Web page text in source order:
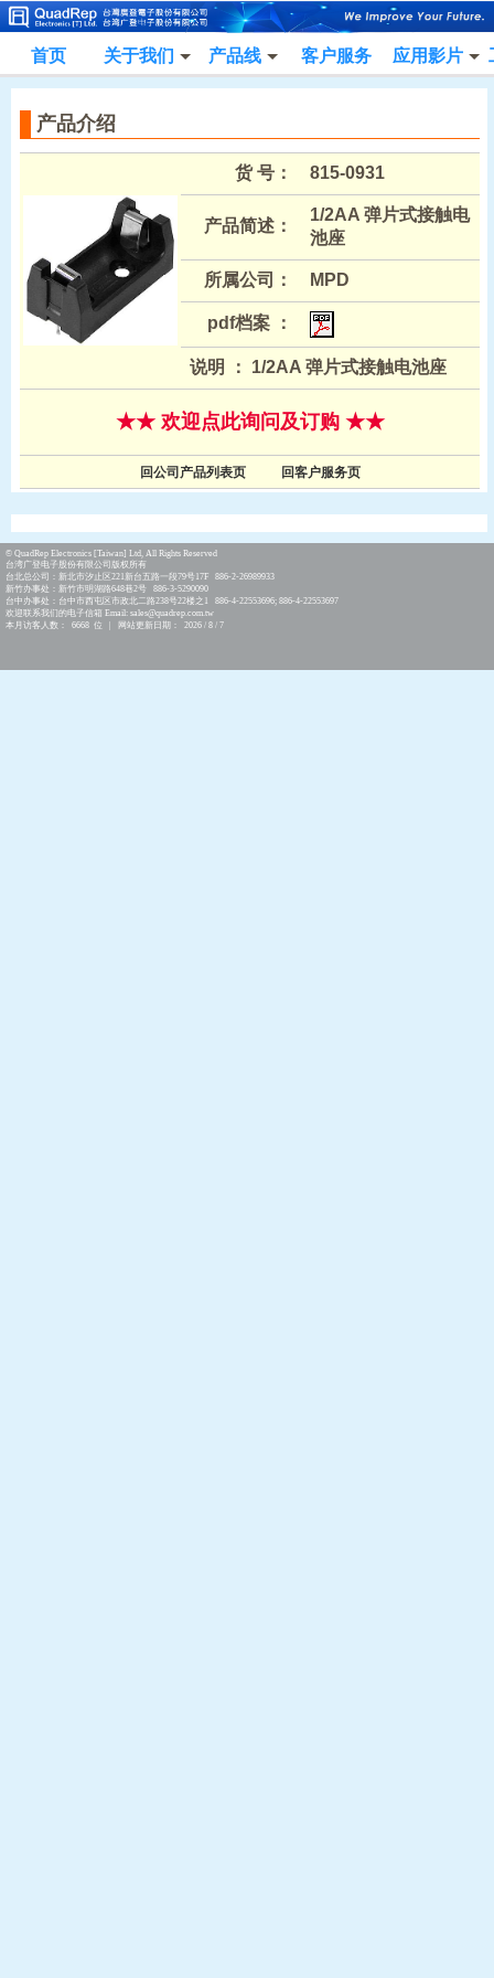
首页 关于我们 产品线 客户服务 应用影片
产品介绍
货 号： 815-0931
产品简述：
1/2AA 弹片式接触电
池座
所属公司： MPD
pdf档案 ：
说明 ： 1/2AA 弹片式接触电池座
★★ 欢迎点此询问及订购 ★★
回公司产品列表页 回客户服务页
© QuadRep Electronics [Taiwan] Ltd, All Rights Reserved
台湾广登电子股份有限公司版权所有
台北总公司：新北市汐止区221新台五路一段79号17F 886-2-26989933
新竹办事处：新竹市明湖路648巷2号 886-3-5290090
台中办事处：台中市西屯区市政北二路238号22楼之1 886-4-22553696; 886-4-22553697
欢迎联系我们的电子信箱 Email: sales@quadrep.com.tw
本月访客人数： 6668 位 | 网站更新日期： 2026 / 8 / 7